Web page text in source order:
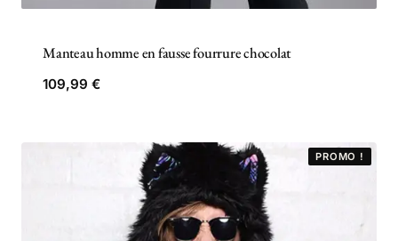
Manteau homme en fausse fourrure chocolat
109,99€
PROMO !